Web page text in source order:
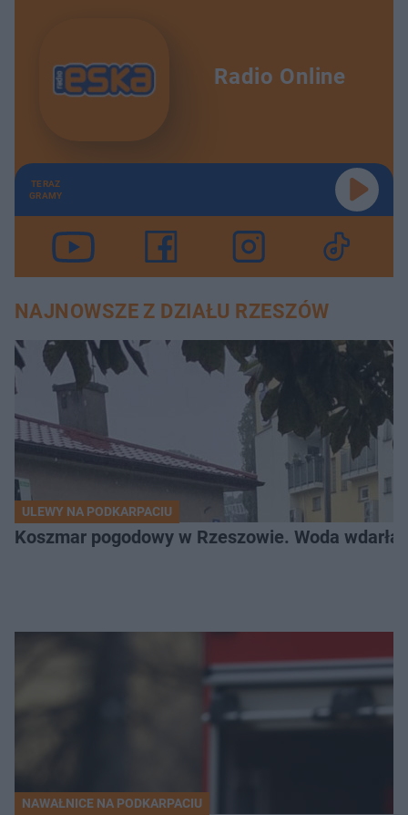
Radio Online
TERAZ
GRAMY
NAJNOWSZE Z DZIAŁU RZESZÓW
ULEWY NA PODKARPACIU
Koszmar pogodowy w Rzeszowie. Woda
NAWAŁNICE NA PODKARPACIU